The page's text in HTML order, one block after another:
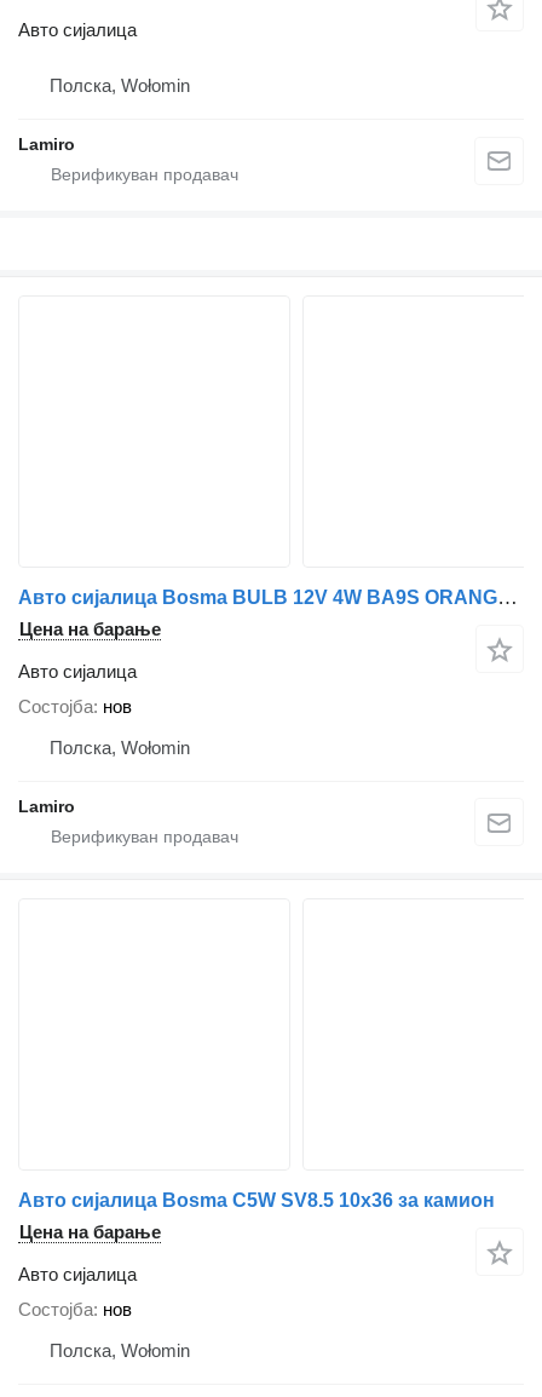
Авто сијалица
Полска, Wołomin
Lamiro
Авто сијалица Bosma BULB 12V 4W BA9S ORANGE за камион
Цена на барање
Авто сијалица
Состојба нов
Полска, Wołomin
Lamiro
Авто сијалица Bosma C5W SV8.5 10x36 за камион
Цена на барање
Авто сијалица
Состојба нов
Полска, Wołomin